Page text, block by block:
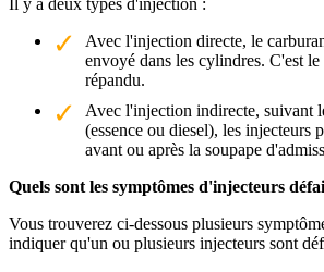
Avec l'injection directe, le
envoyé dans les cylindres. C'est
répandu.
Avec l'injection indirecte, suivant
(essence ou diesel), les injecteurs
avant ou après la soupape
Quels sont les symptômes d'injecteurs
Vous trouverez ci-dessous plusieurs
indiquer qu'un ou plusieurs injecteurs sont